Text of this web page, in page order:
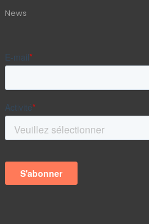
News